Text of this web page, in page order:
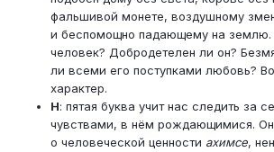
фальшивой монете, воздушному
и беспомощно падающему на землю.
человек? Добродетелен ли он?
ли всеми его поступками любовь?
характер.
H: пятая буква учит нас следить за
чувствами, в нём рождающимися.
о человеческой ценности ахимсе,